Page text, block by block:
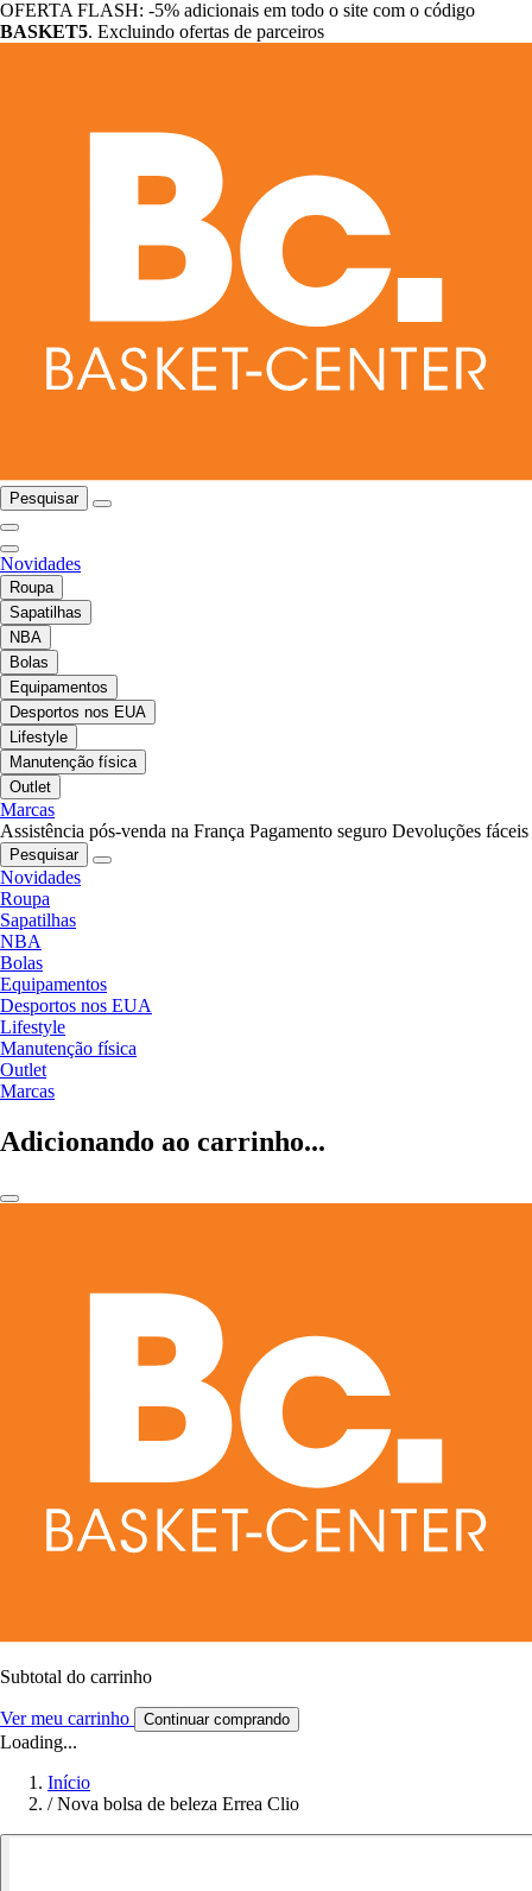
OFERTA FLASH: -5% adicionais em todo o site com o código
BASKET5. Excluindo ofertas de parceiros
Pesquisar
Novidades
Roupa
Sapatilhas
NBA
Bolas
Equipamentos
Desportos nos EUA
Lifestyle
Manutenção física
Outlet
Marcas
Assistência pós-venda na França Pagamento seguro Devoluções fáceis
Pesquisar
Novidades
Roupa
Sapatilhas
NBA
Bolas
Equipamentos
Desportos nos EUA
Lifestyle
Manutenção física
Outlet
Marcas
Adicionando ao carrinho...
Subtotal do carrinho
Ver meu carrinho Continuar comprando
Loading...
Início
/ Nova bolsa de beleza Errea Clio